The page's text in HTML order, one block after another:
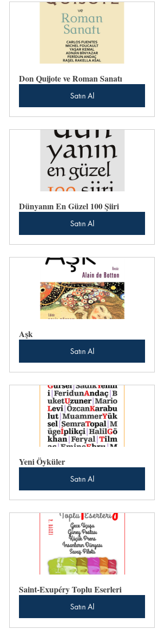
Don Quijote ve Roman Sanatı
Satın Al
Dünyanın En Güzel 100 Şiiri
Satın Al
Aşk
Satın Al
Yeni Öyküler
Satın Al
Saint-Exupéry Toplu Eserleri
Satın Al